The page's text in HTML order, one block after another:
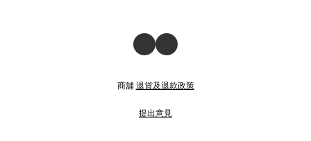
商舖 退貨及退款政策
提出意見